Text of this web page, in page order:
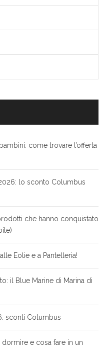
come trovare l’offerta
lo sconto Columbus
che hanno conquistato
Eolie e a Pantelleria!
il Blue Marine di Marina di
sconti Columbus
e cosa fare in un